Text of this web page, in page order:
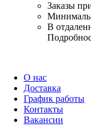
Заказы
В
О нас
Доставка
График работы
Контакты
Вакансии